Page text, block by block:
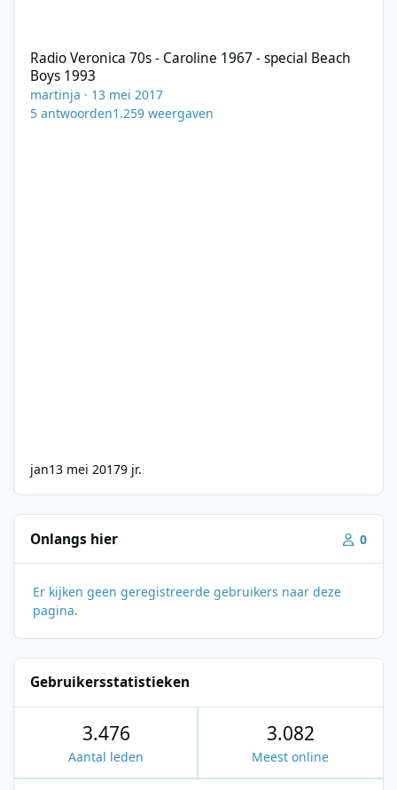
Radio Veronica 70s - Caroline 1967 - special Beach
Boys 1993
martinja · 13 mei 2017
5 antwoorden1.259 weergaven
jan13 mei 20179 jr.
Onlangs hier 0
Er kijken geen geregistreerde gebruikers naar deze
pagina.
Gebruikersstatistieken
3.476
Aantal leden
3.082
Meest online